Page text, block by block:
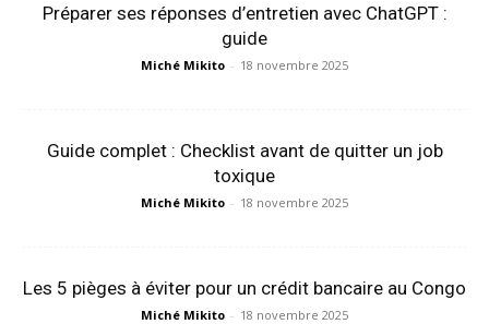
Préparer ses réponses d’entretien avec ChatGPT :
guide
Miché Mikito - 18 novembre 2025
Guide complet : Checklist avant de quitter un job
toxique
Miché Mikito - 18 novembre 2025
Les 5 pièges à éviter pour un crédit bancaire au Congo
Miché Mikito - 18 novembre 2025